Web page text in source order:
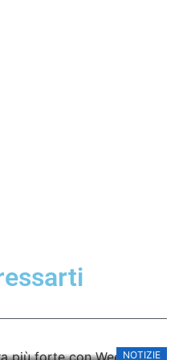
NOTIZIE